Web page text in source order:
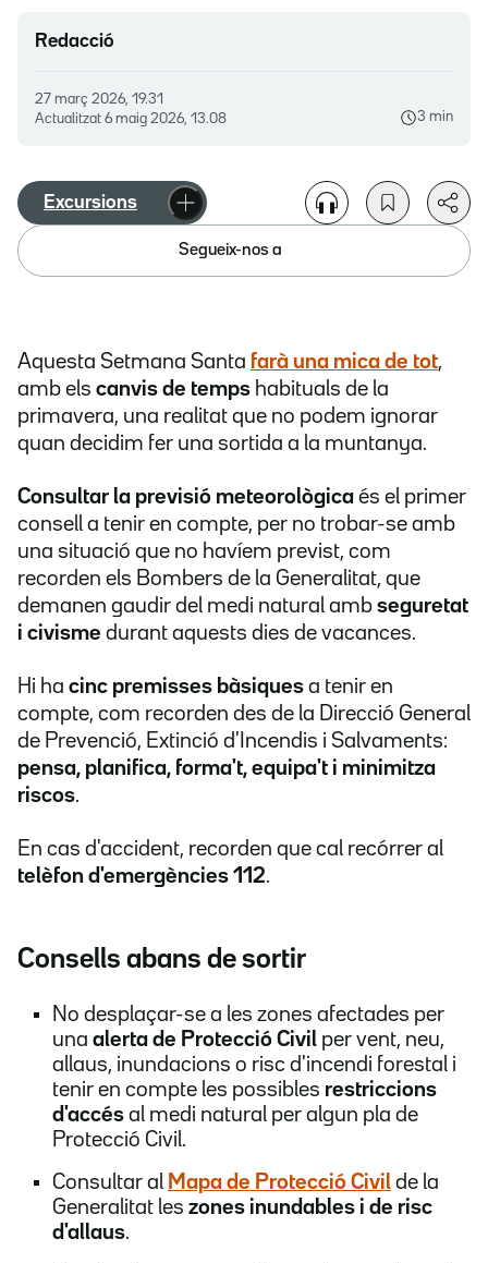
Redacció
27 març 2026, 19.31
Actualitzat 6 maig 2026, 13.08 3 min
Excursions
Segueix-nos a
Aquesta Setmana Santa farà una mica de tot,
amb els canvis de temps habituals de la
primavera, una realitat que no podem ignorar
quan decidim fer una sortida a la muntanya.
Consultar la previsió meteorològica és el primer
consell a tenir en compte, per no trobar-se amb
una situació que no havíem previst, com
recorden els Bombers de la Generalitat, que
demanen gaudir del medi natural amb seguretat
i civisme durant aquests dies de vacances.
Hi ha cinc premisses bàsiques a tenir en
compte, com recorden des de la Direcció General
de Prevenció, Extinció d'Incendis i Salvaments:
pensa, planifica, forma't, equipa't i minimitza
riscos.
En cas d'accident, recorden que cal recórrer al
telèfon d'emergències 112.
Consells abans de sortir
No desplaçar-se a les zones afectades per
una alerta de Protecció Civil per vent, neu,
allaus, inundacions o risc d'incendi forestal i
tenir en compte les possibles restriccions
d'accés al medi natural per algun pla de
Protecció Civil.
Consultar al Mapa de Protecció Civil de la
Generalitat les zones inundables i de risc
d'allaus.